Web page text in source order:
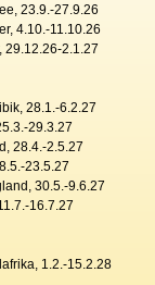
23.9.-27.9.26
4.10.-11.10.26
29.12.26-2.1.27
28.1.-6.2.27
29.3.27
28.4.-2.5.27
23.5.27
30.5.-9.6.27
16.7.27
1.2.-15.2.28